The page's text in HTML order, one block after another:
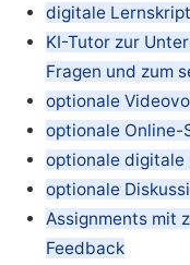
digitale
KI-Tutor zur
Fragen und zum
optionale
optionale Online-
optionale digitale
optionale
Assignments mit
Feedback